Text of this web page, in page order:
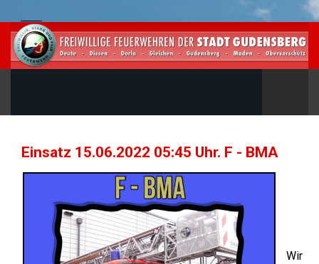
Einsatz 15.06.2022 05:45 Uhr. F - BMA
Wir